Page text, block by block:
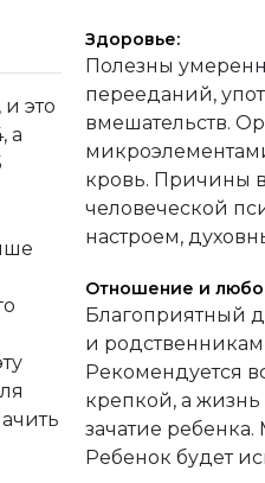
это
а
Здоровье:
Полезны
перееданий,
вмешательств.
кровь. Причины
человеческой
настроем,
Отношение и
Благоприятный
и
Рекомендуется
крепкой, а
зачатие
Ребенок будет